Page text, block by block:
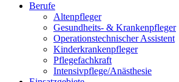
Berufe
Altenpfleger
Gesundheits- & Krankenpfleger
Operationstechnischer Assistent
Kinderkrankenpfleger
Pflegefachkraft
Intensivpflege/Anästhesie